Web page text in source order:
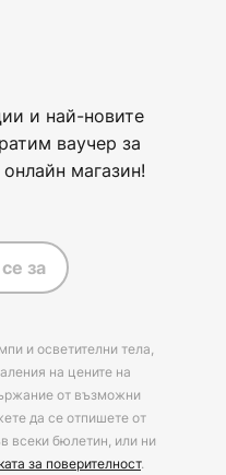
и най-новите
ваучер за
магазин!
за
и осветителни тела,
на цените на
от възможни
да се отпишете от
всеки бюлетин, или ни
за поверителност.